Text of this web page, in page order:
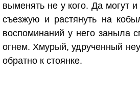
выменять не у кого. Да могут и
съезжую и растянуть на
воспоминаний у него заныла
огнем. Хмурый, удрученный
обратно к стоянке.